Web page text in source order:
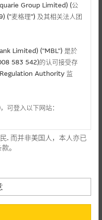
07/2027
06/2026
日
钟延迟)
Group Limited) (公
麦格理”) 及其相关法人团
Limited) ("MBL") 是於
583 542)的认可接受存
Authority 监
可登入以下网站：
行通知，如阁下欲取麦格
网站内容无意要约或唆使
具(不论在参考条款上或在
别段落则属例外。
. 而并非美国人，本人亦已
。